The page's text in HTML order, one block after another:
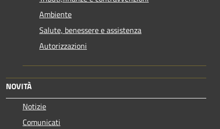
Ambiente
Salute, benessere e assistenza
Autorizzazioni
NOVITÀ
Notizie
Comunicati